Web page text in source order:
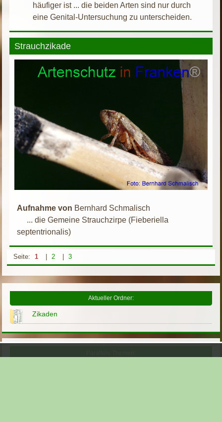
häufiger ist ... die beiden Arten sind nur durch
eine Genital-Untersuchung zu unterscheiden.
Strauchzikade
Aufnahme von Bernhard Schmalisch
... die Gemeine Strauchzirpe (Fieberiella
septentrionalis)
Seite: 1 2 3
Aktueller Ordner:
Zikaden